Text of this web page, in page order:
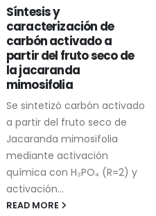
Pan sin gluten al vapor:
ciencia e innovación a
partir de arroz y
amaranto
Imagen generada mediante
inteligencia artificial con
fines ilustrativos y de
divulgación científica. El
desarrollo de alimentos sin
gluten es un tema...
READ MORE